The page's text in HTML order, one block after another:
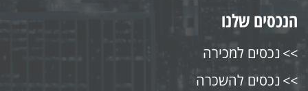
הנכסים שלנו
נכסים למכירה
נכסים להשכרה